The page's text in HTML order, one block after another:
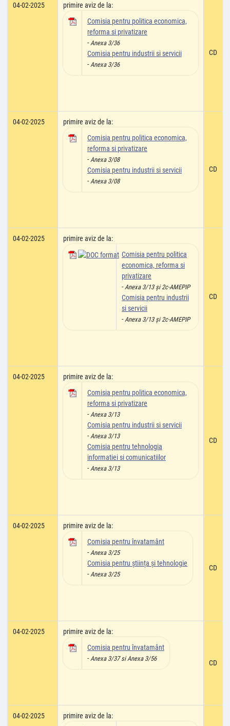
04-02-2025
primire aviz de la:
Comisia pentru politica economica,
reforma si privatizare
-Anexa 3/36
Comisia pentru industrii si servicii
-Anexa 3/36
CD
04-02-2025
primire aviz de la:
Comisia pentru politica economica,
reforma si privatizare
-Anexa 3/08
Comisia pentru industrii si servicii
-Anexa 3/08
CD
04-02-2025
primire aviz de la:
Comisia pentru politica
economica, reforma si
privatizare
-Anexa 3/13 și 2c-AMEPIP
Comisia pentru industrii
si servicii
-Anexa 3/13 și 2c-AMEPIP
CD
04-02-2025
primire aviz de la:
Comisia pentru politica economica,
reforma si privatizare
-Anexa 3/13
Comisia pentru industrii si servicii
-Anexa 3/13
Comisia pentru tehnologia
informatiei si comunicatiilor
-Anexa 3/13
CD
04-02-2025
primire aviz de la:
Comisia pentru învatamânt
-Anexa 3/25
Comisia pentru știința și tehnologie
-Anexa 3/25
CD
04-02-2025
primire aviz de la:
Comisia pentru învatamânt
-Anexa 3/37 si Anexa 3/56
CD
04-02-2025
primire aviz de la: